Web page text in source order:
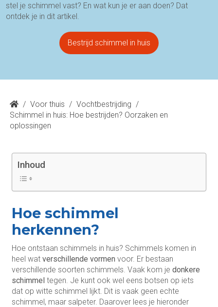
stel je schimmel vast? En wat kun je er aan doen? Dat
ontdek je in dit artikel.
Bestrijd schimmel in huis
/ Voor thuis / Vochtbestrijding /
Schimmel in huis: Hoe bestrijden? Oorzaken en
oplossingen
Inhoud
Hoe schimmel
herkennen?
Hoe ontstaan schimmels in huis? Schimmels komen in
heel wat verschillende vormen voor. Er bestaan
verschillende soorten schimmels. Vaak kom je donkere
schimmel tegen. Je kunt ook wel eens botsen op iets
dat op witte schimmel lijkt. Dit is vaak geen echte
schimmel, maar salpeter. Daarover lees je hieronder